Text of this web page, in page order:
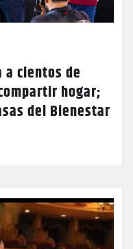
cientos de
hogar;
del Bienestar